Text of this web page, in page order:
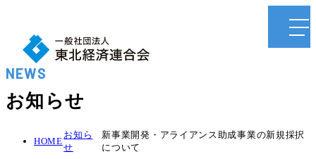
NEWS
お知らせ
HOME
お知ら
せ
新事業開発・アライアンス助成事業の新規採択
について